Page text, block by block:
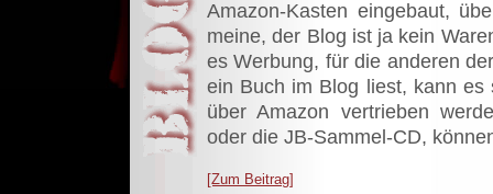
Amazon-Kasten eingebaut,
meine, der Blog ist ja kein
es Werbung, für die anderen
ein Buch im Blog liest, kann
über Amazon vertrieben
oder die JB-Sammel-CD,
[Zum Beitrag]